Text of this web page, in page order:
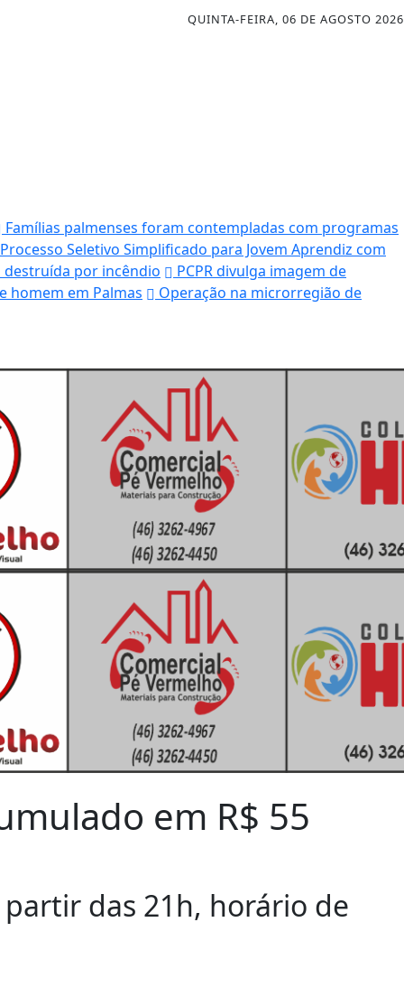
QUINTA-FEIRA, 06 DE AGOSTO 2026
Famílias palmenses foram contempladas com programas
Seletivo Simplificado para Jovem Aprendiz com
destruída por incêndio
PCPR divulga imagem de
homem em Palmas
Operação na microrregião de
em R$ 55
partir das 21h, horário de